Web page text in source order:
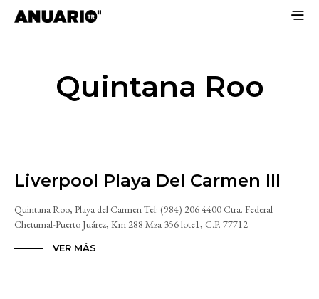
Quintana Roo
Liverpool Playa Del Carmen III
Quintana Roo, Playa del Carmen Tel: (984) 206 4400 Ctra. Federal
Chetumal-Puerto Juárez, Km 288 Mza 356 lote1, C.P. 77712
VER MÁS